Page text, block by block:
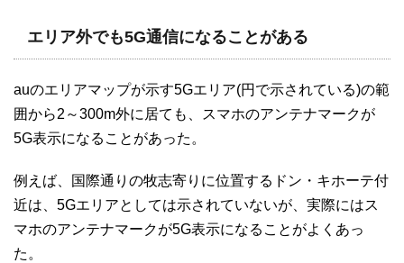
エリア外でも5G通信になることがある
auのエリアマップが示す5Gエリア(円で示されている)の範
囲から2～300m外に居ても、スマホのアンテナマークが
5G表示になることがあった。
例えば、国際通りの牧志寄りに位置するドン・キホーテ付
近は、5Gエリアとしては示されていないが、実際にはス
マホのアンテナマークが5G表示になることがよくあっ
た。